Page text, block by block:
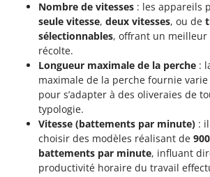
Nombre de vitesses : les appareils
seule vitesse, deux vitesses, ou de
sélectionnables, offrant un meilleur
récolte.
Longueur maximale de la perche :
maximale de la perche fournie
pour s’adapter à des oliveraies de
typologie.
Vitesse (battements par minute) :
choisir des modèles réalisant de
battements par minute, influant
productivité horaire du travail